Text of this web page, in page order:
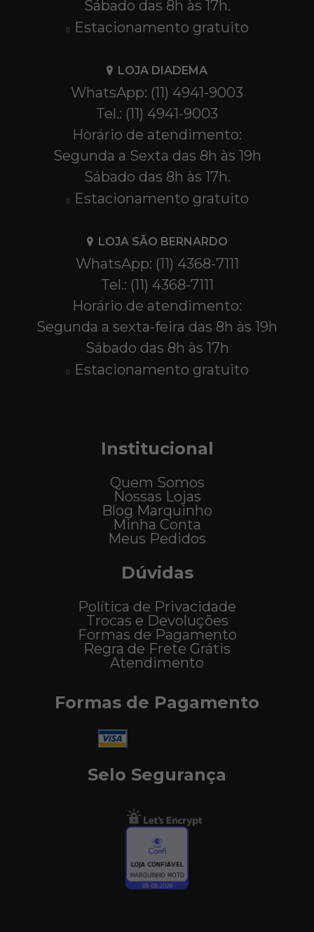
Sábado das 8h às 17h.
Estacionamento gratuito
LOJA DIADEMA
WhatsApp: (11) 4941-9003
Tel.: (11) 4941-9003
Horário de atendimento:
Segunda a Sexta das 8h às 19h
Sábado das 8h às 17h.
Estacionamento gratuito
LOJA SÃO BERNARDO
WhatsApp: (11) 4368-7111
Tel.: (11) 4368-7111
Horário de atendimento:
Segunda a sexta-feira das 8h às 19h
Sábado das 8h às 17h
Estacionamento gratuito
Institucional
Quem Somos
Nossas Lojas
Blog Marquinho
Minha Conta
Meus Pedidos
Dúvidas
Política de Privacidade
Trocas e Devoluções
Formas de Pagamento
Regra de Frete Grátis
Atendimento
Formas de Pagamento
Selo Segurança